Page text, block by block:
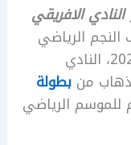
النادي الافريقي
الرياضي
2025، النادي
ذهاب من بطولة
للموسم الرياضي